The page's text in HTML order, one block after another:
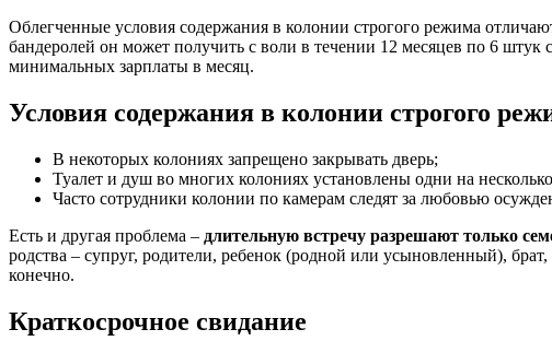
Облегченные условия содержания в колонии строгого режима
бандеролей он может получить с воли в течении 12 месяцев по 6
минимальных зарплаты в месяц.
Условия содержания в колонии строгого
В некоторых колониях запрещено закрывать дверь;
Туалет и душ во многих колониях установлены одни на
Часто сотрудники колонии по камерам следят за любовью
Есть и другая проблема – длительную встречу разрешают только
родства – супруг, родители, ребенок (родной или усыновленный),
конечно.
Краткосрочное свидание